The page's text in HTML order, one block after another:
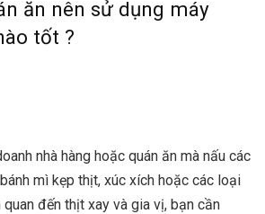
ăn nên sử dụng máy
tốt ?
nhà hàng hoặc quán ăn mà nấu các
mì kẹp thịt, xúc xích hoặc các loại
đến thịt xay và gia vị, bạn cần